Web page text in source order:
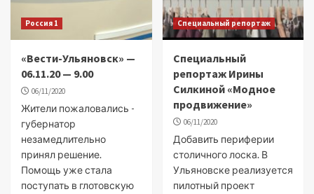
Россия 1
«Вести-Ульяновск» —
06.11.20 — 9.00
06/11/2020
Жители пожаловались -
губернатор
незамедлительно
принял решение.
Помощь уже стала
поступать в глотовскую
Специальный репортаж
Специальный
репортаж Ирины
Силкиной «Модное
продвижение»
06/11/2020
Добавить периферии
столичного лоска. В
Ульяновске реализуется
пилотный проект